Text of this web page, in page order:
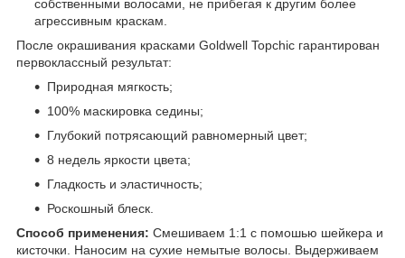
собственными волосами, не прибегая к другим более
агрессивным краскам.
После окрашивания красками Goldwell Topchic гарантирован
первоклассный результат:
Природная мягкость;
100% маскировка седины;
Глубокий потрясающий равномерный цвет;
8 недель яркости цвета;
Гладкость и эластичность;
Роскошный блеск.
Способ применения: Смешиваем 1:1 с помошью шейкера и
кисточки. Наносим на сухие немытые волосы. Выдерживаем